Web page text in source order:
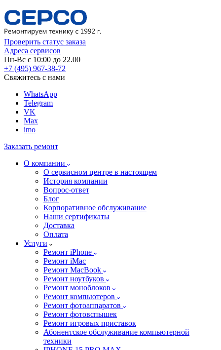
Проверить статус заказа
Адреса сервисов
Пн-Вс с 10:00 до 22.00
+7 (495) 967-38-72
Свяжитесь с нами
WhatsApp
Telegram
VK
Max
imo
Заказать ремонт
О компании
О сервисном центре в настоящем
История компании
Вопрос-ответ
Блог
Корпоративное обслуживание
Наши сертификаты
Доставка
Оплата
Услуги
Ремонт iPhone
Ремонт iMac
Ремонт MacBook
Ремонт ноутбуков
Ремонт моноблоков
Ремонт компьютеров
Ремонт фотоаппаратов
Ремонт фотовспышек
Ремонт игровых приставок
Абонентское обслуживание компьютерной
техники